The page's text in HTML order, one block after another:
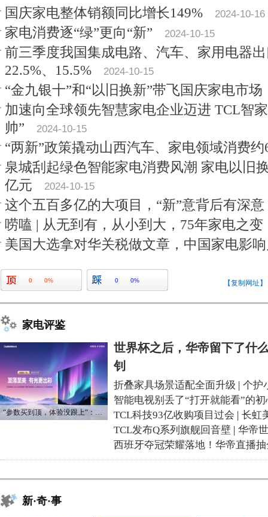
国庆家电整体销额同比增长149% 2024-10-16
家电消费逐“绿”更向“新” 2024-10-15
前三季度我国集成电路、汽车、家用电器
22.5%、15.5%
2024-10-15
“金九银十”和“以旧换新”带飞国庆家电市场
加速向全球领先智慧家电企业迈进 TCL智
帅”
2024-10-15
“两新”政策撬动山西汽车、家电领域消费约
泉城刮起绿色智能家电消费风潮 家电以旧
亿元
2024-10-15
这个五百多亿的大项目，“新”意背后有深意
唠嗑 | 从无到有，从小到大，75年家电之变
美国大选拿对华关税做文章，中国家电影
0 0% 0 0% 【复制网址】
家电评鉴
“参数买到顶，体验没跟上“：长虹追光Q70S给高端电视打了个样
世界杯之后，华帝留下了什
钊
折叠家具场景适配全面升级 | 个护
智能电视别丢了“打开就能看”的初
TCL科技93亿收购项目过会 | 长虹
TCL发布Q系列旗舰回音壁 | 华帝
西班牙夺冠荣耀落地！华帝直播
新·奇·事